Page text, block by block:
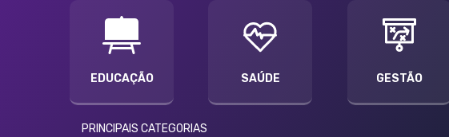
EDUCAÇÃO SAÚDE GESTÃO
PRINCIPAIS CATEGORIAS